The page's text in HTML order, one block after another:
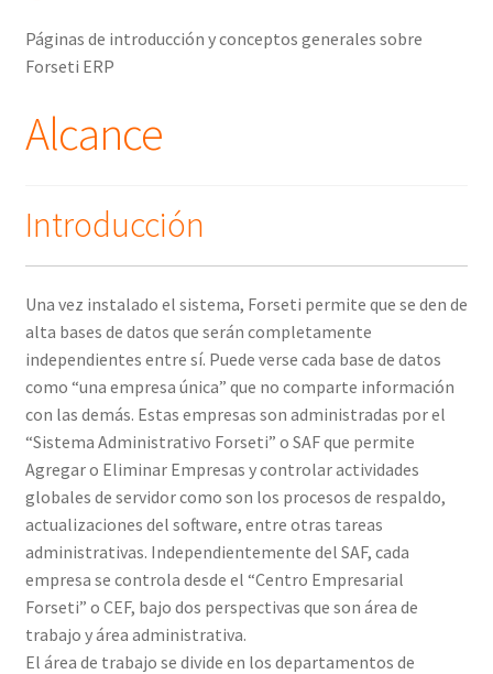
Páginas de introducción y conceptos generales sobre
Forseti ERP
Alcance
Introducción
Una vez instalado el sistema, Forseti permite que se den de
alta bases de datos que serán completamente
independientes entre sí. Puede verse cada base de datos
como “una empresa única” que no comparte información
con las demás. Estas empresas son administradas por el
“Sistema Administrativo Forseti” o SAF que permite
Agregar o Eliminar Empresas y controlar actividades
globales de servidor como son los procesos de respaldo,
actualizaciones del software, entre otras tareas
administrativas. Independientemente del SAF, cada
empresa se controla desde el “Centro Empresarial
Forseti” o CEF, bajo dos perspectivas que son área de
trabajo y área administrativa.
El área de trabajo se divide en los departamentos de